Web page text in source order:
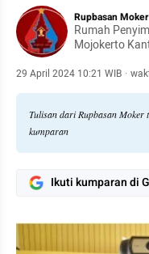
Rupbasan Moker
Rumah
Mojokerto
29 April 2024 10:21 WIB ·
Tulisan dari Rupbasan Moker
kumparan
Ikuti kumparan di